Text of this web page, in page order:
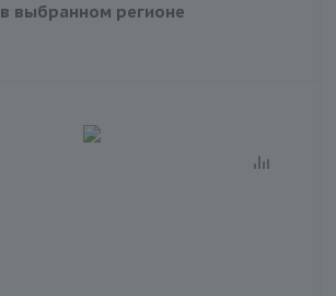
в выбранном регионе